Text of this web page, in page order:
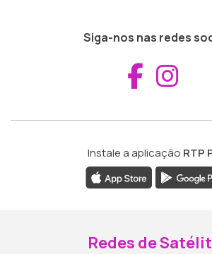
Siga-nos nas redes
Instale a aplicação RTP
Redes de